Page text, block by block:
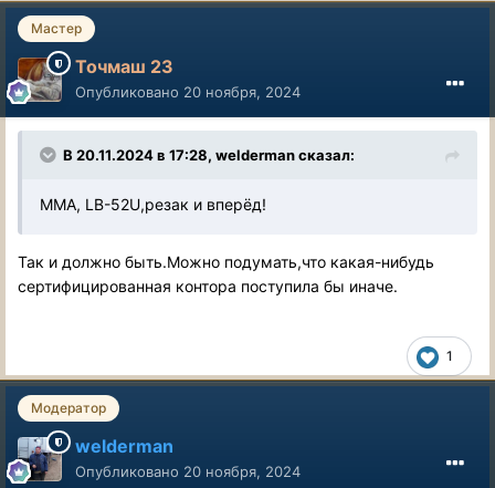
Мастер
Точмаш 23
Опубликовано 20 ноября, 2024
В 20.11.2024 в 17:28, weldermanсказал:
ММА, LB-52U,резак и вперёд!
Так и должно быть.Можно подумать,что какая-нибудь
сертифицированная контора поступила бы иначе.
1
Модератор
welderman
Опубликовано 20 ноября, 2024